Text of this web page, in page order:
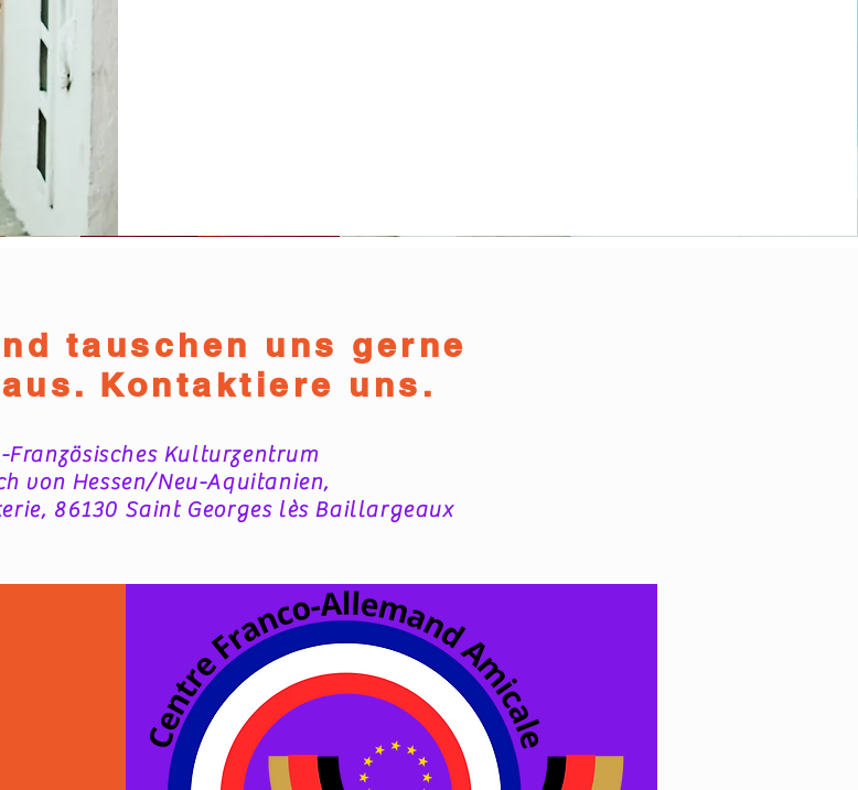
tauschen uns gerne
Kontaktiere uns.
Französisches Kulturzentrum
von Hessen/Neu-Aquitanien,
86130 Saint Georges lès Baillargeaux